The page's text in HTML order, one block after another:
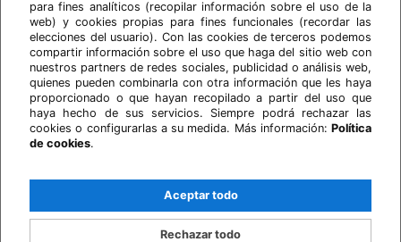
para fines analíticos (recopilar información sobre el uso de la
web) y cookies propias para fines funcionales (recordar las
elecciones del usuario). Con las cookies de terceros podemos
compartir información sobre el uso que haga del sitio web con
nuestros partners de redes sociales, publicidad o análisis web,
quienes pueden combinarla con otra información que les haya
proporcionado o que hayan recopilado a partir del uso que
haya hecho de sus servicios. Siempre podrá rechazar las
cookies o configurarlas a su medida. Más información: Política
de cookies.
Rechazar todo
Aceptar todo